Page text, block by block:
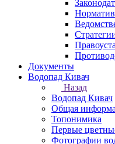
Документы
Водопад Кивач
Назад
Водопад Кивач
Общая
Топонимика
Первые
Фотографии